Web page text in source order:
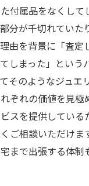
付属品をなくして
分が千切れていた
由を背景に「査定
しまった」という
そのようなジュエ
ぞれの価値を見極
スを提供している
ご相談いただけま
まで出張する体制